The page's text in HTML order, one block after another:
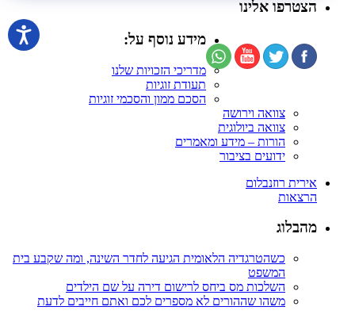
הצטרפו אלינו
מידע נוסף על:
מדריכי הזכויות שלנו
תעודת זוגיות
הסכם ממון והסכמי זוגיות
צוואה וירושה
צוואה ביולוגית
הורות – מידע ומאמרים
ידועים בציבור
אירית רוזנבלום
הרצאות
מהבלוג
כשהטרגדיה הלאומית הגיעה לחדר השינה, ומה שקבע בית
המשפט
השלכות מס ביחס לרישום דירה על שם הילדים
משהו שההורים לא מספרים לכם ואתם חייבים לדעת